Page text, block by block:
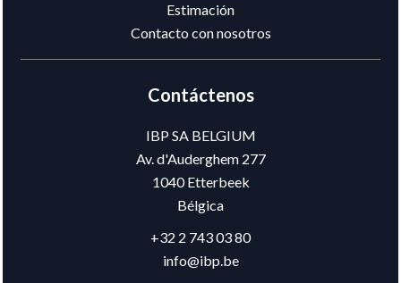
Estimación
Contacto con nosotros
Contáctenos
IBP SA BELGIUM
Av. d'Auderghem 277
1040Etterbeek
Bélgica
+32 2 743 03 80
info@ibp.be